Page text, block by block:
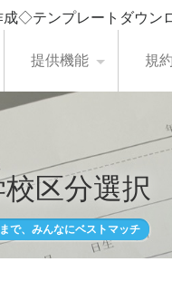
◇テンプレートダウ
提供機能 規
区分選択
で、みんなにベストマッチ